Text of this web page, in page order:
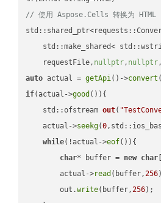
// 使用 Aspose.Cells 转换为 HTML
std::make_shared<
    requestFile,
nullptr, nullptr,
auto actual = getApi()->convert
if(actual->good ()){
std::ofstream out(
    actual->
seekg(0
while(!actual->eof()){
char* buffer = new char
        actual->
read (buffer,256
        out.
write(buffer,256);